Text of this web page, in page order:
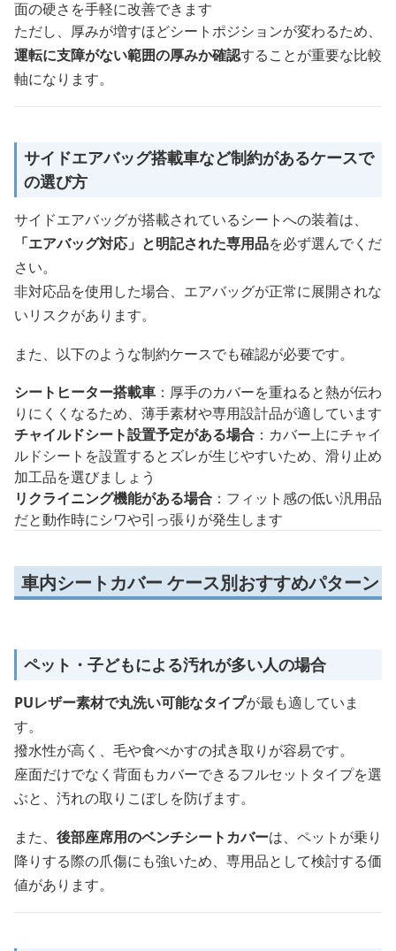
面の硬さを手軽に改善できます
ただし、厚みが増すほどシートポジションが変わるため、
運転に支障がない範囲の厚みか確認することが重要な比較
軸になります。
サイドエアバッグ搭載車など制約があるケースで
の選び方
サイドエアバッグが搭載されているシートへの装着は、
「エアバッグ対応」と明記された専用品を必ず選んでくだ
さい。
非対応品を使用した場合、エアバッグが正常に展開されな
いリスクがあります。
また、以下のような制約ケースでも確認が必要です。
シートヒーター搭載車 ：厚手のカバーを重ねると熱が伝わ
りにくくなるため、薄手素材や専用設計品が適しています
チャイルドシート設置予定がある場合 ：カバー上にチャイ
ルドシートを設置するとズレが生じやすいため、滑り止め
加工品を選びましょう
リクライニング機能がある場合 ：フィット感の低い汎用品
だと動作時にシワや引っ張りが発生します
車内シートカバー ケース別おすすめパターン
ペット・子どもによる汚れが多い人の場合
PUレザー素材で丸洗い可能なタイプが最も適していま
す。
撥水性が高く、毛や食べかすの拭き取りが容易です。
座面だけでなく背面もカバーできるフルセットタイプを選
ぶと、汚れの取りこぼしを防げます。
また、 後部座席用のベンチシートカバーは、ペットが乗り
降りする際の爪傷にも強いため、専用品として検討する価
値があります。